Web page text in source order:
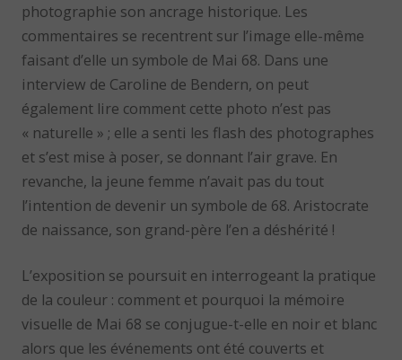
photographie son ancrage historique. Les
commentaires se recentrent sur l’image elle-même
faisant d’elle un symbole de Mai 68. Dans une
interview de Caroline de Bendern, on peut
également lire comment cette photo n’est pas
« naturelle » ; elle a senti les flash des photographes
et s’est mise à poser, se donnant l’air grave. En
revanche, la jeune femme n’avait pas du tout
l’intention de devenir un symbole de 68. Aristocrate
de naissance, son grand-père l’en a déshérité !
L’exposition se poursuit en interrogeant la pratique
de la couleur : comment et pourquoi la mémoire
visuelle de Mai 68 se conjugue-t-elle en noir et blanc
alors que les événements ont été couverts et